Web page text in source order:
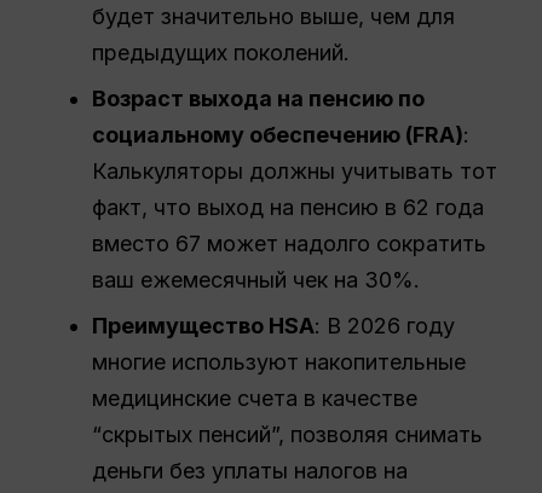
будет значительно выше, чем для
предыдущих поколений.
Возраст выхода на пенсию по
социальному обеспечению (FRA):
Калькуляторы должны учитывать тот
факт, что выход на пенсию в 62 года
вместо 67 может надолго сократить
ваш ежемесячный чек на 30%.
Преимущество HSA: В 2026 году
многие используют накопительные
медицинские счета в качестве
“скрытых пенсий”, позволяя снимать
деньги без уплаты налогов на